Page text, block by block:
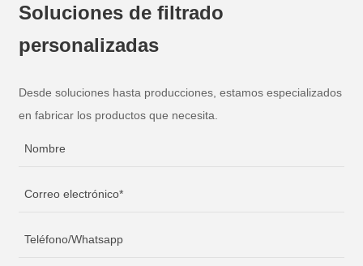
Soluciones de filtrado
personalizadas
Desde soluciones hasta producciones, estamos especializados
en fabricar los productos que necesita.